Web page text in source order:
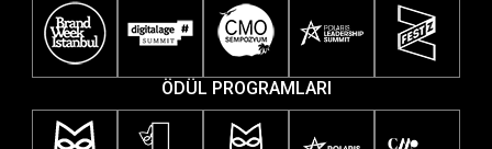
ÖDÜL PROGRAMLARI